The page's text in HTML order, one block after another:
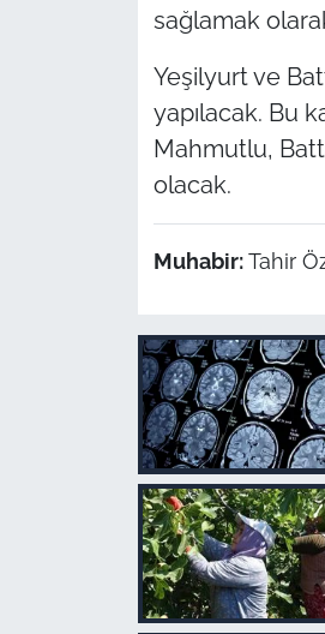
sağlamak
Yeşilyurt ve
yapılacak. Bu
Mahmutlu,
olacak.
Muhabir: Tahir